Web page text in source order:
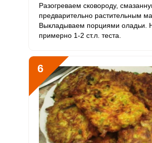
Ванадий 168.5 мкг 20 мкг 44.8
Молибден 62.2 мкг 70 мкг 4.7
Разогреваем сковороду,
предварительно растительным
Выкладываем порциями оладьи.
примерно 1-2 ст.л. теста.
6